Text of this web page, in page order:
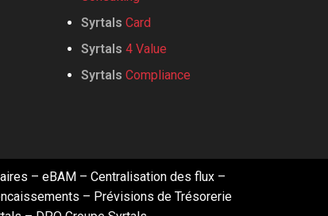
Syrtals Card
Syrtals 4 Value
Syrtals Compliance
– eBAM– Centralisation des flux–
– Prévisions de Trésorerie